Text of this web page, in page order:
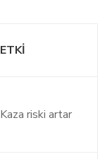
ETKI
Kaza riski artar